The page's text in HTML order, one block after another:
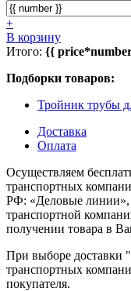
+
В корзину
Итого: {{
Подборки товаров:
Тройник трубы
Доставка
Оплата
Осуществляем
транспортных
РФ: «Деловые
транспортной
получении товара в
При выборе доставки
транспортных
покупателя.